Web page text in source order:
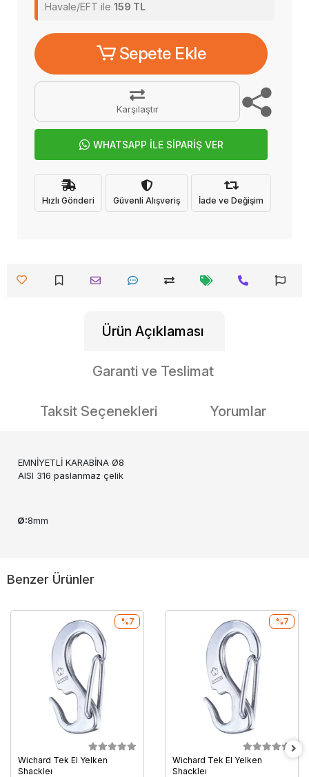
Havale/EFT ile 159 TL
Sepete Ekle
Karşılaştır
WHATSAPP İLE SİPARİŞ VER
Hızlı Gönderi Güvenli Alışveriş İade ve Değişim
Ürün Açıklaması
Garanti ve Teslimat
Taksit Seçenekleri Yorumlar
EMNİYETLİ KARABİNA Ø8
AISI 316 paslanmaz çelik
Ø:8mm
Benzer Ürünler
Wichard Tek El Yelken
Shackleı
%7
Wichard Tek El Yelken
Shackleı
%7